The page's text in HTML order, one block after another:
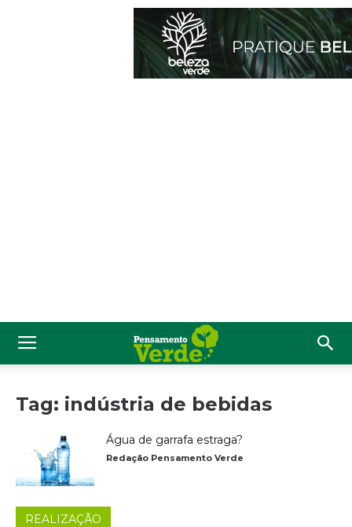
Tag: indústria de bebidas
Água de garrafa estraga?
Redação Pensamento Verde
REALIZAÇÃO